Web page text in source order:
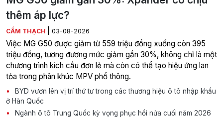
thêm áp lực?
CẨM THẠCH 03-08-2026
Việc MG G50 được giảm từ 559 triệu đồng xuống còn 395
triệu đồng, tương đương mức giảm gần 30%, không chỉ là một
chương trình kích cầu đơn lẻ mà còn có thể tạo hiệu ứng lan
tỏa trong phân khúc MPV phổ thông.
BYD vươn lên vị trí thứ tư trong các thương hiệu ô tô nhập khẩu
ở Hàn Quốc
Ngành ô tô Trung Quốc kỳ vọng phục hồi nửa cuối năm 2026